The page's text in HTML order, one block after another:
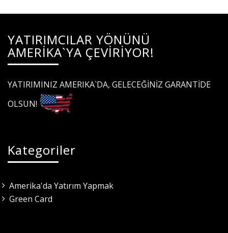
YATIRIMCILAR YÖNÜNÜ
AMERİKA`YA ÇEVİRİYOR!
YATIRIMINIZ AMERIKA`DA, GELECEĞİNİZ GARANTİDE
OLSUN!
Kategoriler
Amerika'da Yatırım Yapmak
Green Card